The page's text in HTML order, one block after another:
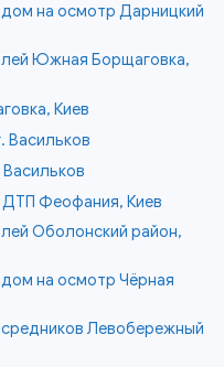
на осмотр Дарницкий
Южная Борщаговка,
Киев
Васильков
ДТП Феофания, Киев
Оболонский район,
на осмотр Чёрная
Левобережный